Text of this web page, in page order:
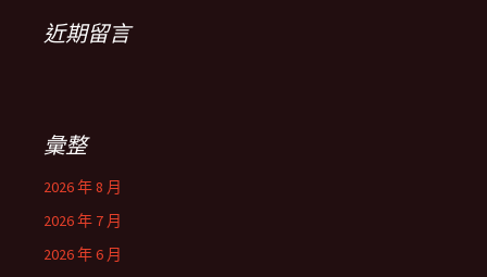
近期留言
彙整
2026 年 8 月
2026 年 7 月
2026 年 6 月